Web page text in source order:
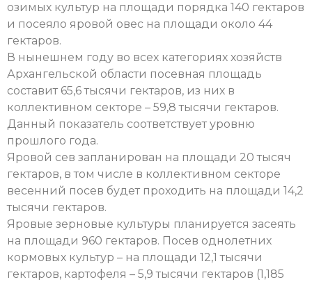
озимых культур на площади порядка 140 гектаров
и посеяло яровой овес на площади около 44
гектаров.
В нынешнем году во всех категориях хозяйств
Архангельской области посевная площадь
составит 65,6 тысячи гектаров, из них в
коллективном секторе – 59,8 тысячи гектаров.
Данный показатель соответствует уровню
прошлого года.
Яровой сев запланирован на площади 20 тысяч
гектаров, в том числе в коллективном секторе
весенний посев будет проходить на площади 14,2
тысячи гектаров.
Яровые зерновые культуры планируется засеять
на площади 960 гектаров. Посев однолетних
кормовых культур – на площади 12,1 тысячи
гектаров, картофеля – 5,9 тысячи гектаров (1,185